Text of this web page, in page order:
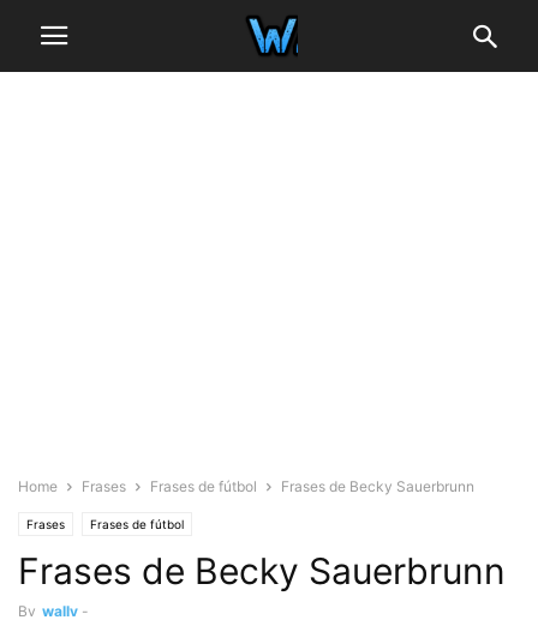
Home Frases Frases de fútbol Frases de Becky Sauerbrunn
Frases Frases de fútbol
Frases de Becky Sauerbrunn
By wally -